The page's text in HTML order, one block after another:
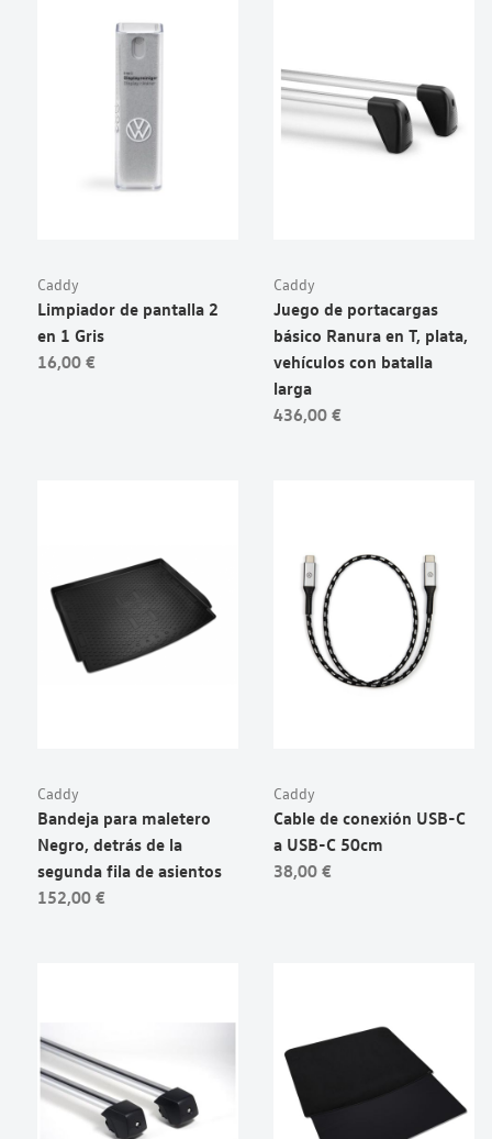
Caddy
Limpiador de pantalla 2
en 1 Gris
16,00 €
Caddy
Juego de portacargas
básico Ranura en T, plata,
vehículos con batalla
larga
436,00 €
Caddy
Bandeja para maletero
Negro, detrás de la
segunda fila de asientos
152,00 €
Caddy
Cable de conexión USB-C
a USB-C 50cm
38,00 €